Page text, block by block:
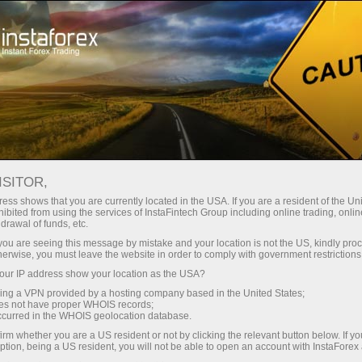
Acara
Trade on top with
InstaForex
InstaForex team strives to provide its clients
and partners with top-quality services. We stay
true to our commitment in everything we do. We
offer a wide range of financial instruments,
ensure you have favorable trading conditions
and highly professional customer support, and
shows that you are currently located in the USA. If you are a resident of the
from using the services of InstaFintech Group including online trading,
of funds, etc.
are seeing this message by mistake and your location is not the US, kindly
you must leave the website in order to comply with government
IP address show your location as the USA?
a VPN provided by a hosting company based in the United States;
not have proper WHOIS records;
in the WHOIS geolocation database.
whether you are a US resident or not by clicking the relevant button below. If
being a US resident, you will not be able to open an account with InstaForex